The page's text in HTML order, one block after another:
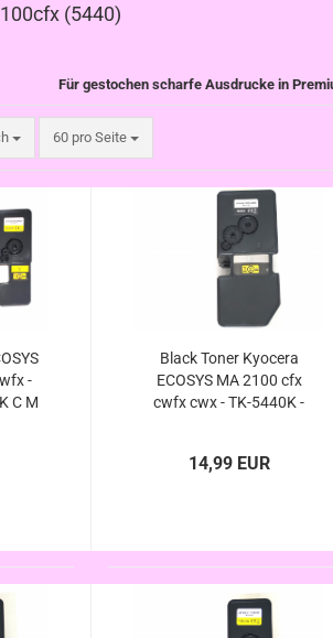
(5440)
Für gestochen scharfe Ausdrucke in
60 pro Seite
pro Seite
-
C M
Black Toner Kyocera
ECOSYS MA 2100 cfx
cwfx cwx - TK-5440K -
14,99 EUR